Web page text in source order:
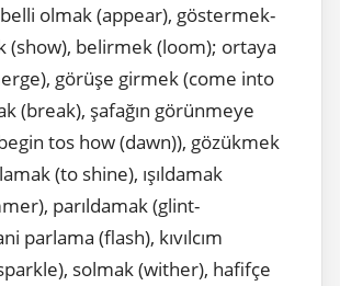
olmak (appear), göstermek-
(show), belirmek (loom); ortaya
görüşe girmek (come into
(break), şafağın görünmeye
tos how (dawn)), gözükmek
(to shine), ışıldamak
parıldamak (glint-
parlama (flash), kıvılcım
solmak (wither), hafifçe